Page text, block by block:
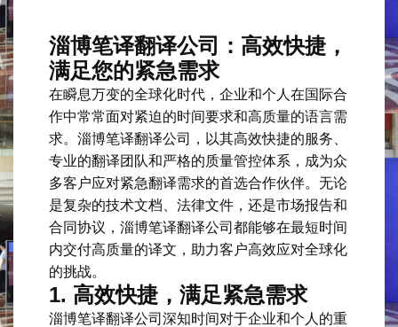
淄博笔译翻译公司：高效快捷，
满足您的紧急需求
在瞬息万变的全球化时代，企业和个人在国际合
作中常常面对紧迫的时间要求和高质量的语言需
求。淄博笔译翻译公司，以其高效快捷的服务、
专业的翻译团队和严格的质量管控体系，成为众
多客户应对紧急翻译需求的首选合作伙伴。无论
是复杂的技术文档、法律文件，还是市场报告和
合同协议，淄博笔译翻译公司都能够在最短时间
内交付高质量的译文，助力客户高效应对全球化
的挑战。
1. 高效快捷，满足紧急需求
淄博笔译翻译公司深知时间对于企业和个人的重